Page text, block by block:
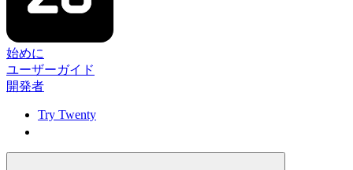
始めに
ユーザーガイド
開発者
Try Twenty